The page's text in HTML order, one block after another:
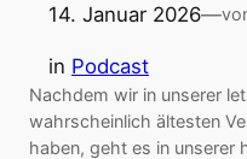
14. Januar 2026—
in Podcast
Nachdem wir in unserer
wahrscheinlich ältesten
haben, geht es in unserer